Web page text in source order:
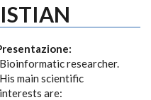
Bioinformatic researcher.
His main scientific
interests are: